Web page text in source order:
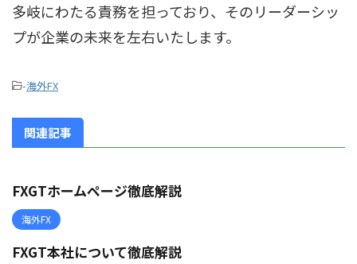
多岐にわたる責務を担っており、そのリーダーシッ
プが企業の未来を左右いたします。
-海外FX
関連記事
FXGTホームページ徹底解説
海外FX
FXGT本社について徹底解説